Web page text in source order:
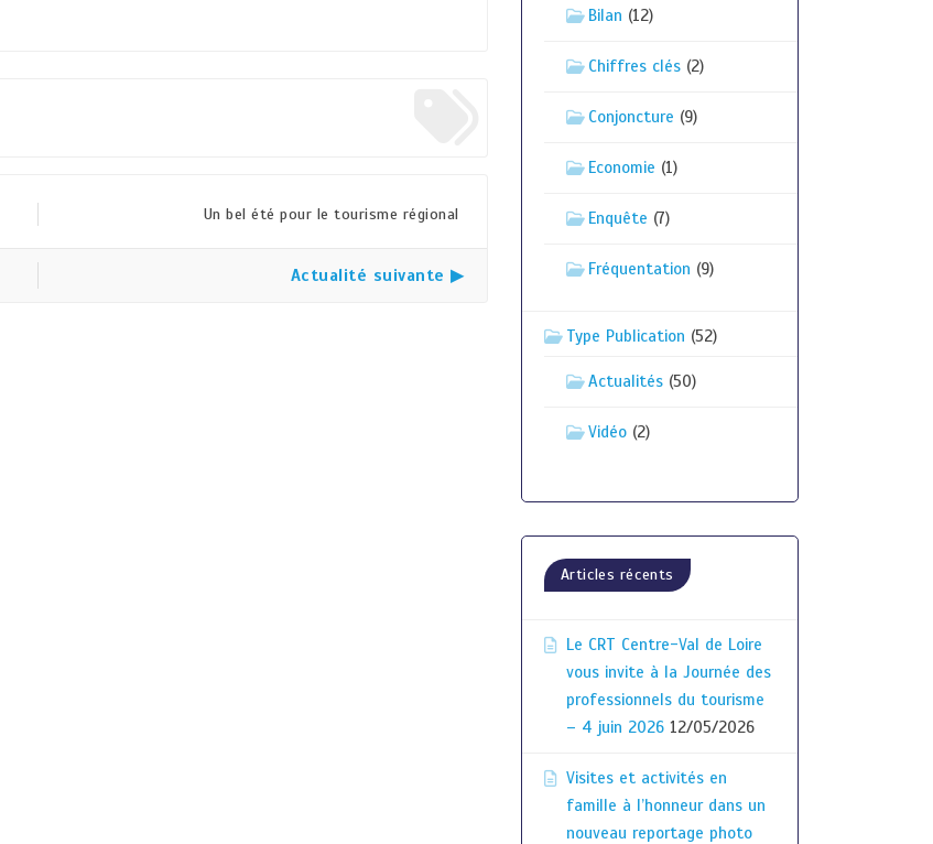
Un bel été pour le tourisme régional
Actualité suivante ▶
Bilan (12)
Chiffres clés(2)
Conjoncture (9)
Economie (1)
Enquête (7)
Fréquentation (9)
Type Publication (52)
Actualités(50)
Vidéo(2)
Articles récents
Le CRT Centre-Val de Loire
vous invite à la Journée des
professionnels du tourisme
– 4 juin 2026 12/05/2026
Visites et activités en
famille à l’honneur dans un
nouveau reportage photo